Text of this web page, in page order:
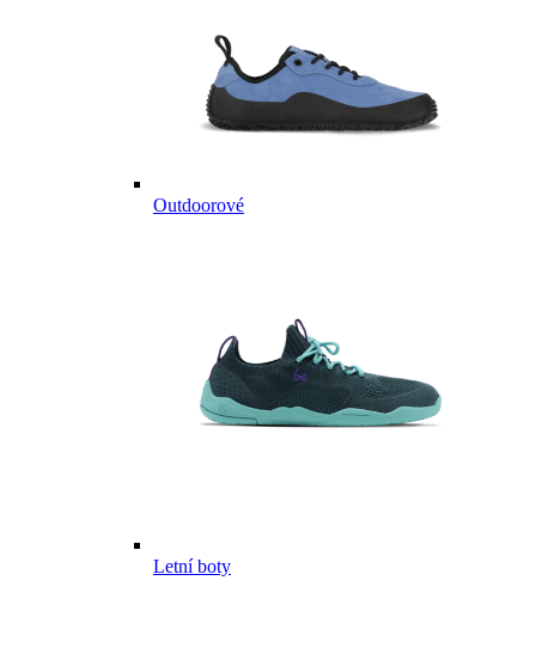
Outdoorové
Letní boty